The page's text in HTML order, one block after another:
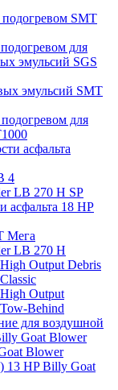
SMT
для
эмульсий SGS
эмульсий SMT
для
асфальта
4
LB 270 H SP
асфальта 18 HP
Мега
LB 270 H
Оutput Debris
Output
Behind
для воздушной
Goat Blower
Blower
13 HP Billy Goat